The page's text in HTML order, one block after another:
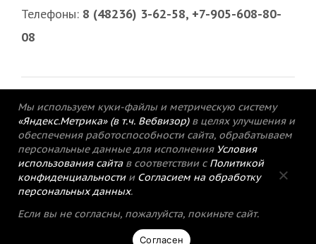
Телефоны: 8 (48236) 3-62-58, +7-905-608-80-
08
© 2015-2021 Редакция газеты «Кимрский
вестник».
Политика конфиденциальности
Мы используем куки-файлы и метрическую систему
«Яндекс.Метрика» (в т.ч. Вебвизор) в целях улучшения и
обеспечения работоспособности сайта, обрабатываем
персональные данные для исполнения Условия
использования сайтав соответствии с Политикой
конфиденциальностии Согласием на обработку
персональных данных.
Если вы не согласны, пожалуйста, покиньте сайт.
Согласен